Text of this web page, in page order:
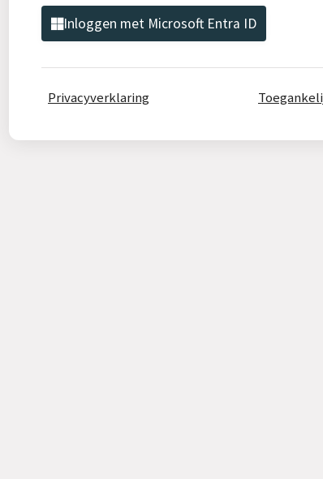
Inloggen met Microsoft Entra ID
Privacyverklaring